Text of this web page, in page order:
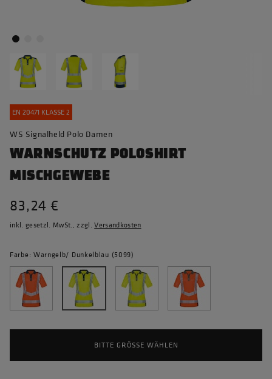
EN 20471 KLASSE 2
WS Signalheld Polo Damen
WARNSCHUTZ POLOSHIRT
MISCHGEWEBE
83,24 €
inkl. gesetzl. MwSt., zzgl.Versandkosten
Farbe: Warngelb/ Dunkelblau (5099)
BITTE GRÖSSE WÄHLEN